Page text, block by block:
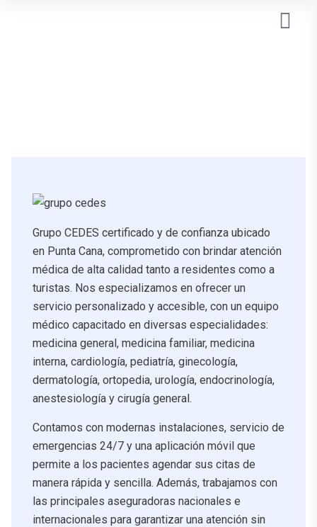
Grupo CEDES certificado y de confianza ubicado
en Punta Cana, comprometido con brindar atención
médica de alta calidad tanto a residentes como a
turistas. Nos especializamos en ofrecer un
servicio personalizado y accesible, con un equipo
médico capacitado en diversas especialidades:
medicina general, medicina familiar, medicina
interna, cardiología, pediatría, ginecología,
dermatología, ortopedia, urología, endocrinología,
anestesiología y cirugía general.
Contamos con modernas instalaciones, servicio de
emergencias 24/7 y una aplicación móvil que
permite a los pacientes agendar sus citas de
manera rápida y sencilla. Además, trabajamos con
las principales aseguradoras nacionales e
internacionales para garantizar una atención sin